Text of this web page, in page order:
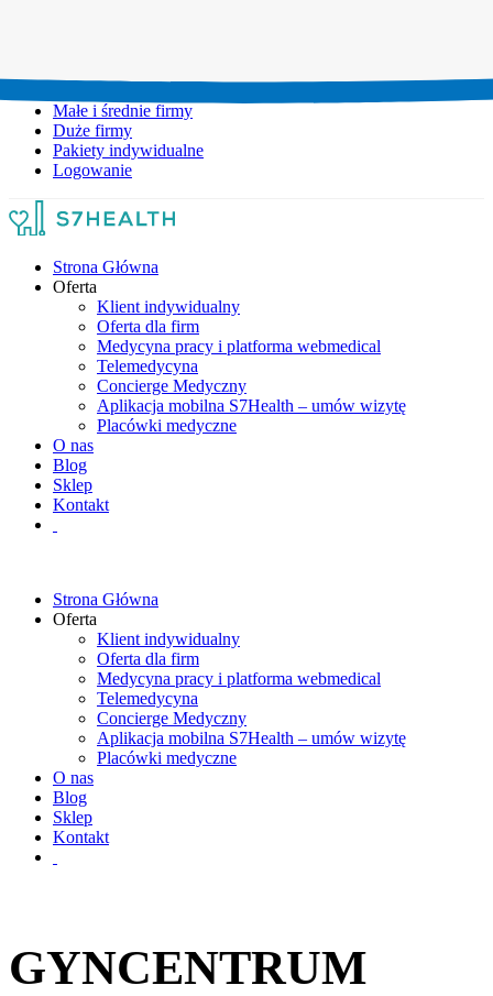
Małe i średnie firmy
Duże firmy
Pakiety indywidualne
Logowanie
Strona Główna
Oferta
Klient indywidualny
Oferta dla firm
Medycyna pracy i platforma webmedical
Telemedycyna
Concierge Medyczny
Aplikacja mobilna S7Health – umów wizytę
Placówki medyczne
O nas
Blog
Sklep
Kontakt
Strona Główna
Oferta
Klient indywidualny
Oferta dla firm
Medycyna pracy i platforma webmedical
Telemedycyna
Concierge Medyczny
Aplikacja mobilna S7Health – umów wizytę
Placówki medyczne
O nas
Blog
Sklep
Kontakt
GYNCENTRUM